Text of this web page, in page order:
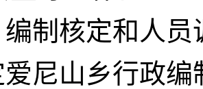
编制核定和人员
尼山乡行政编